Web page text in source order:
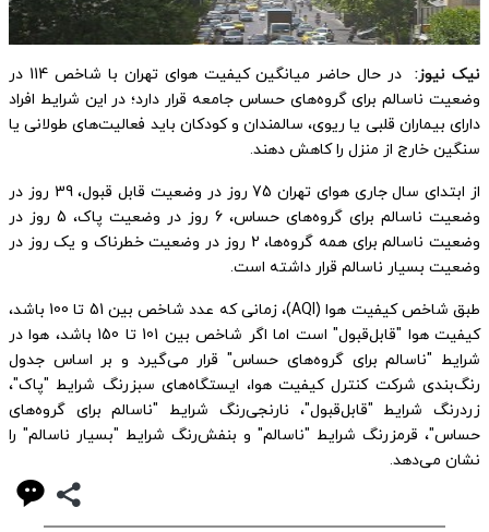
نیک نیوز:
در حال حاضر میانگین کیفیت هوای تهران با شاخص 114 در
وضعیت ناسالم برای گروه‌های حساس جامعه قرار دارد؛ در این شرایط افراد
دارای بیماران قلبی یا ریوی، سالمندان و کودکان باید فعالیت‌های طولانی یا
سنگین خارج از منزل را کاهش دهند.
از ابتدای سال جاری هوای تهران 75 روز در وضعیت قابل قبول، 39 روز در
وضعیت ناسالم برای گروه‌های حساس، 6 روز در وضعیت پاک، 5 روز در
وضعیت ناسالم برای همه گروه‌ها، 2 روز در وضعیت خطرناک و یک روز در
وضعیت بسیار ناسالم قرار داشته است.
طبق شاخص کیفیت هوا (AQI)، زمانی که عدد شاخص بین 51 تا 100 باشد،
کیفیت هوا "قابل‌قبول" است اما اگر شاخص بین 101 تا 150 باشد، هوا در
شرایط "ناسالم برای گروه‌های حساس" قرار می‌گیرد و بر اساس جدول
رنگ‌بندی شرکت کنترل کیفیت هوا، ایستگاه‌های سبزرنگ شرایط "پاک"،
زردرنگ شرایط "قابل‌قبول"، نارنجی‌رنگ شرایط "ناسالم برای گروه‌های
حساس"، قرمزرنگ شرایط "ناسالم" و بنفش‌رنگ شرایط "بسیار ناسالم" را
نشان می‌دهد.